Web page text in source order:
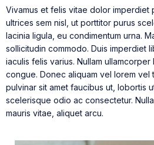
Vivamus et felis vitae dolor imperdiet
ultrices sem nisl, ut porttitor purus
lacinia ligula, eu condimentum urna.
sollicitudin commodo. Duis imperdiet
iaculis felis varius. Nullam
congue. Donec aliquam vel lorem vel
pulvinar sit amet faucibus ut, lobortis
scelerisque odio ac consectetur.
mauris vitae, aliquet arcu.